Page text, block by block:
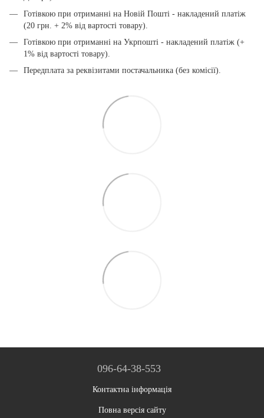
Готівкою при отриманні на Новій Пошті - накладений платіж
(20 грн. + 2% від вартості товару).
Готівкою при отриманні на Укрпошті - накладений платіж (+
1% від вартості товару).
Передплата за реквізитами постачальника (без комісії).
096-64-38-553
Контактна інформація
Повна версія сайту